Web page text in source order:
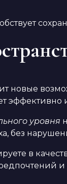
новые
уровня
без
в
и